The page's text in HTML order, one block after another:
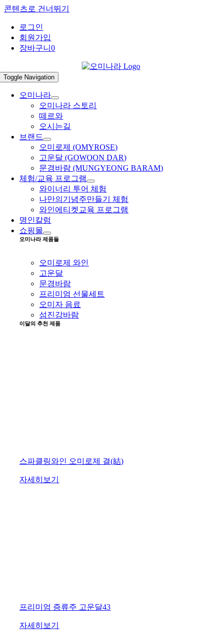
콘텐츠로 건너뛰기
로그인
회원가입
장바구니0
Toggle Navigation
오미나라
오미나라 스토리
떼르와
오시는길
브랜드
오미로제 (OMYROSE)
고운달 (GOWOON DAR)
문경바람 (MUNGYEONG BARAM)
체험/교육 프로그램
와이너리 투어 체험
나만의기념주만들기 체험
와인에티켓교육 프로그램
명인칼럼
쇼핑몰
오미나라 제품들
오미로제 와인
고운달
문경바람
프리미엄 선물세트
오미자 음료
섬진강바람
이달의 추천 제품
스파클링와인 오미로제 결(結)
자세히보기
프리미엄 증류주 고운달43
자세히보기